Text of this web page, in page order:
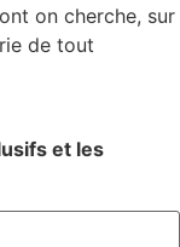
on cherche, sur
de tout
et les